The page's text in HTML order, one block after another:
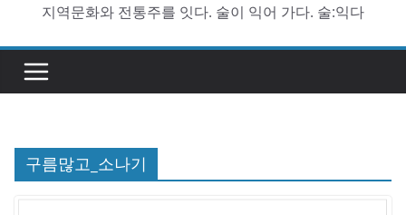
지역문화와 전통주를 잇다. 술이 익어 가다. 술:익다
구름많고_소나기